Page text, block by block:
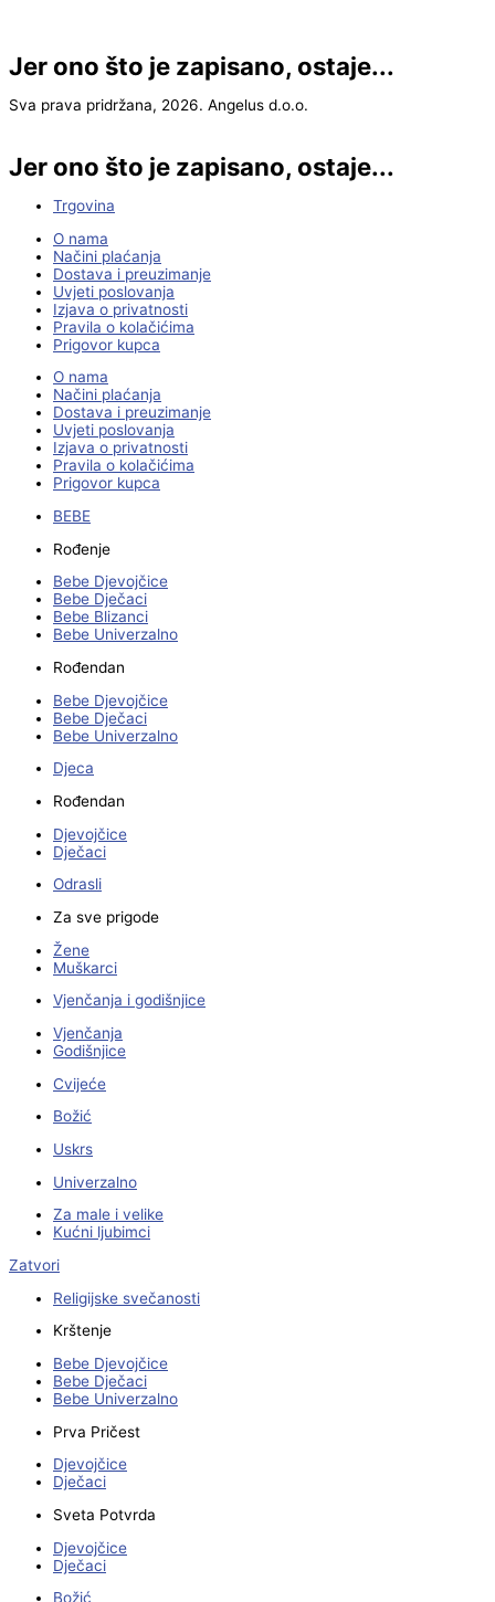
Jer ono što je zapisano, ostaje...
Sva prava pridržana, 2026. Angelus d.o.o.
Jer ono što je zapisano, ostaje...
Trgovina
O nama
Načini plaćanja
Dostava i preuzimanje
Uvjeti poslovanja
Izjava o privatnosti
Pravila o kolačićima
Prigovor kupca
O nama
Načini plaćanja
Dostava i preuzimanje
Uvjeti poslovanja
Izjava o privatnosti
Pravila o kolačićima
Prigovor kupca
BEBE
Rođenje
Bebe Djevojčice
Bebe Dječaci
Bebe Blizanci
Bebe Univerzalno
Rođendan
Bebe Djevojčice
Bebe Dječaci
Bebe Univerzalno
Djeca
Rođendan
Djevojčice
Dječaci
Odrasli
Za sve prigode
Žene
Muškarci
Vjenčanja i godišnjice
Vjenčanja
Godišnjice
Cvijeće
Božić
Uskrs
Univerzalno
Za male i velike
Kućni ljubimci
Zatvori
Religijske svečanosti
Krštenje
Bebe Djevojčice
Bebe Dječaci
Bebe Univerzalno
Prva Pričest
Djevojčice
Dječaci
Sveta Potvrda
Djevojčice
Dječaci
Božić